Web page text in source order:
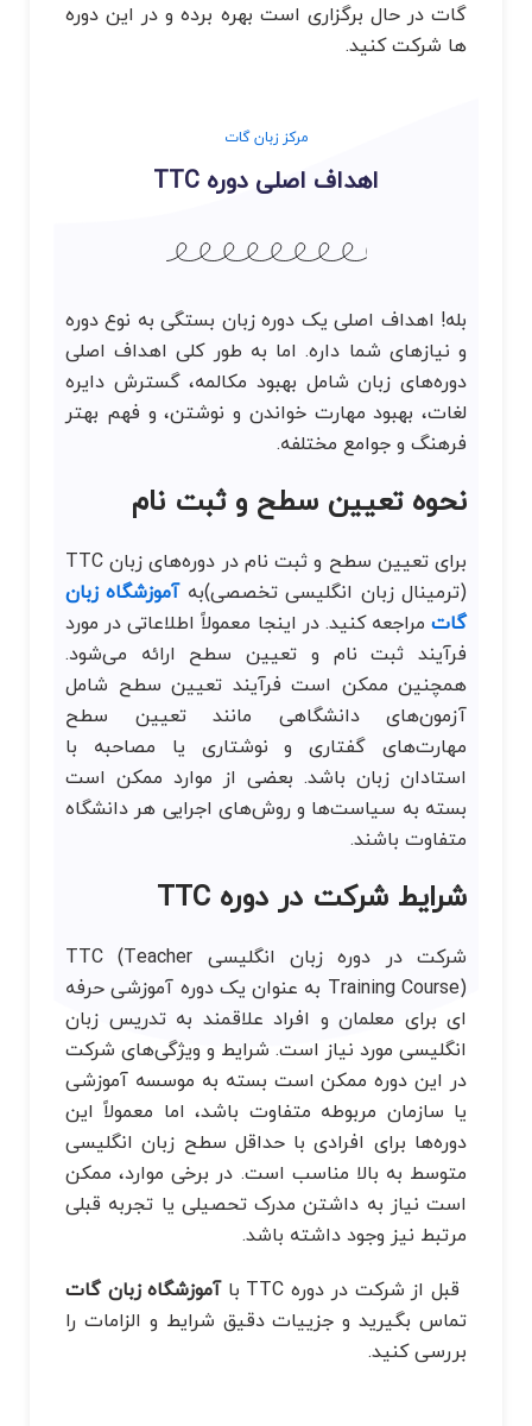
گات در حال برگزاری است بهره برده و در این دوره
ها شرکت کنید.
مرکز زبان گات
اهداف اصلی دوره TTC
بله! اهداف اصلی یک دوره زبان بستگی به نوع دوره
و نیازهای شما داره. اما به طور کلی اهداف اصلی
دوره‌های زبان شامل بهبود مکالمه، گسترش دایره
لغات، بهبود مهارت خواندن و نوشتن، و فهم بهتر
فرهنگ و جوامع مختلفه.
نحوه تعیین سطح و ثبت نام
برای تعیین سطح و ثبت نام در دوره‌های زبان TTC
(ترمینال زبان انگلیسی تخصصی)بهآموزشگاه زبان
گات مراجعه کنید. در اینجا معمولاً اطلاعاتی در مورد
فرآیند ثبت نام و تعیین سطح ارائه می‌شود.
همچنین ممکن است فرآیند تعیین سطح شامل
آزمون‌های دانشگاهی مانند تعیین سطح
مهارت‌های گفتاری و نوشتاری یا مصاحبه با
استادان زبان باشد. بعضی از موارد ممکن است
بسته به سیاست‌ها و روش‌های اجرایی هر دانشگاه
متفاوت باشند.
شرایط شرکت در دوره TTC
شرکت در دوره زبان انگلیسی TTC (Teacher
Training Course) به عنوان یک دوره آموزشی حرفه
ای برای معلمان و افراد علاقمند به تدریس زبان
انگلیسی مورد نیاز است. شرایط و ویژگی‌های شرکت
در این دوره ممکن است بسته به موسسه آموزشی
یا سازمان مربوطه متفاوت باشد، اما معمولاً این
دوره‌ها برای افرادی با حداقل سطح زبان انگلیسی
متوسط به بالا مناسب است. در برخی موارد، ممکن
است نیاز به داشتن مدرک تحصیلی یا تجربه قبلی
مرتبط نیز وجود داشته باشد.
قبل از شرکت در دوره TTC با
آموزشگاه زبان گات
تماس بگیرید و جزییات دقیق شرایط و الزامات را
بررسی کنید.